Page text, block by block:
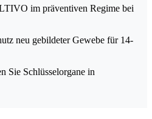
im präventiven Regime bei
neu gebildeter Gewebe für 14-
Sie Schlüsselorgane in